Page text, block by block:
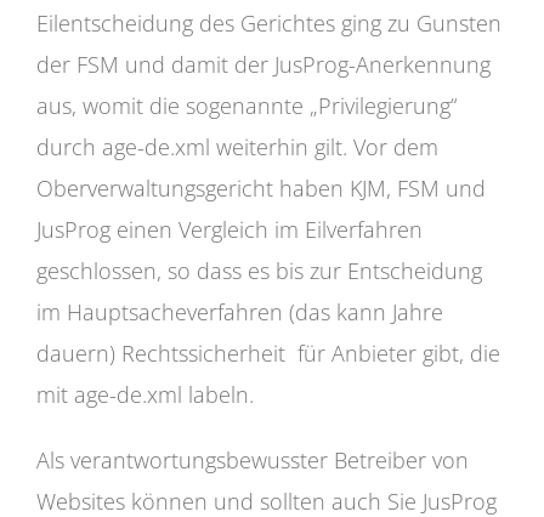
Eilentscheidung des Gerichtes ging zu Gunsten
der FSM und damit der JusProg-Anerkennung
aus, womit die sogenannte „Privilegierung“
durch age-de.xml weiterhin gilt. Vor dem
Oberverwaltungsgericht haben KJM, FSM und
JusProg einen Vergleich im Eilverfahren
geschlossen, so dass es bis zur Entscheidung
im Hauptsacheverfahren (das kann Jahre
dauern) Rechtssicherheit für Anbieter gibt, die
mit age-de.xml labeln.
Als verantwortungsbewusster Betreiber von
Websites können und sollten auch Sie JusProg